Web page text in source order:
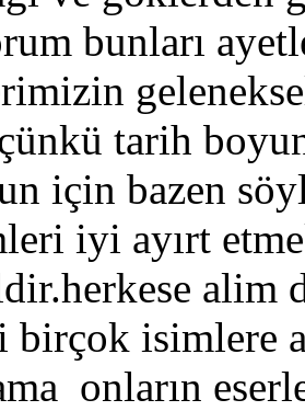
bunları
tarih
için bazen
iyi ayırt
alim
birçok isimlere
onların